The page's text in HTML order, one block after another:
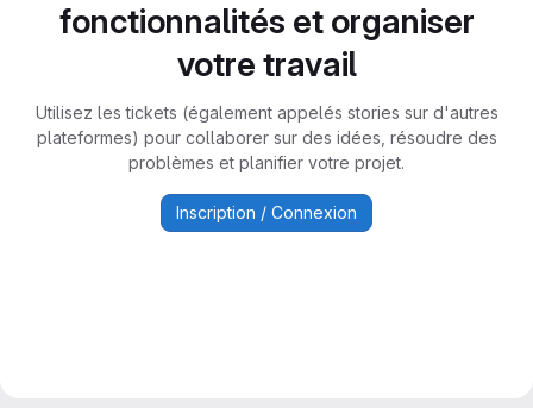
fonctionnalités et organiser
votre travail
Utilisez les tickets (également appelés stories sur d'autres
plateformes) pour collaborer sur des idées, résoudre des
problèmes et planifier votre projet.
Inscription / Connexion